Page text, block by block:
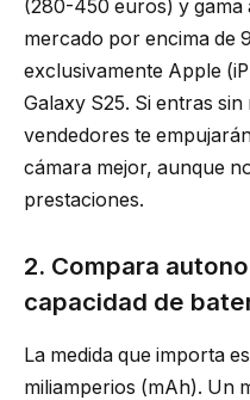
(280-450 euros) y
mercado por encima de
exclusivamente Apple
Galaxy S25. Si entras
vendedores te
cámara mejor, aunque
prestaciones.
2. Compara
capacidad de
La medida que importa
miliamperios (mAh). Un